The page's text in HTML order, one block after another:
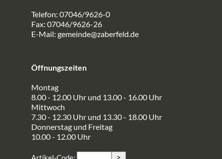
Telefon: 07046/9626-0
Fax: 07046/9626-26
E-Mail: gemeinde@zaberfeld.de
Öffnungszeiten
Montag
8.00 - 12.00 Uhr und 13.00 - 16.00 Uhr
Mittwoch
7.30 - 12.30 Uhr und 13.30 - 18.00 Uhr
Donnerstag und Freitag
10.00 - 12.00 Uhr
>